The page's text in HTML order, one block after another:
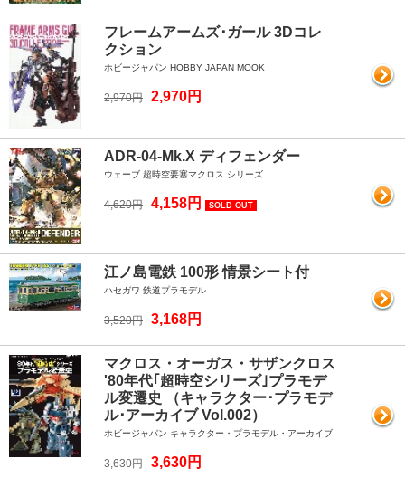
フレームアームズ･ガール 3Dコレ
クション
ホビージャパン HOBBY JAPAN MOOK
2,970円 2,970円
ADR-04-Mk.X ディフェンダー
ウェーブ 超時空要塞マクロス シリーズ
4,620円 4,158円 SOLD OUT
江ノ島電鉄 100形 情景シート付
ハセガワ 鉄道プラモデル
3,520円 3,168円
マクロス・オーガス・サザンクロス
'80年代｢超時空シリーズ｣プラモデ
ル変遷史 （キャラクター･プラモデ
ル･アーカイブ Vol.002）
ホビージャパン キャラクター・プラモデル・アーカイブ
3,630円 3,630円